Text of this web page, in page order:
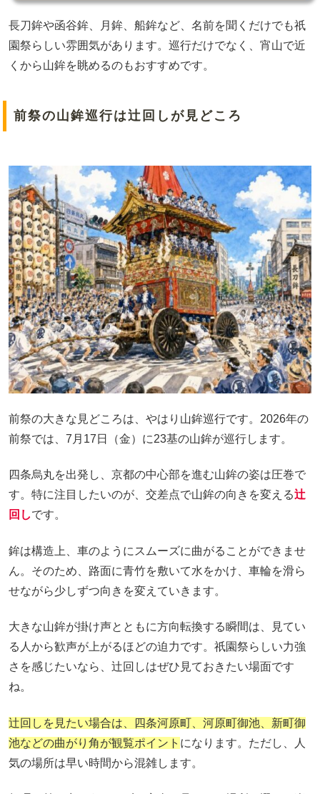
長刀鉾や函谷鉾、月鉾、船鉾など、名前を聞くだけでも祇
園祭らしい雰囲気があります。巡行だけでなく、宵山で近
くから山鉾を眺めるのもおすすめです。
前祭の山鉾巡行は辻回しが見どころ
前祭の大きな見どころは、やはり山鉾巡行です。2026年の
前祭では、7月17日（金）に23基の山鉾が巡行します。
四条烏丸を出発し、京都の中心部を進む山鉾の姿は圧巻で
す。特に注目したいのが、交差点で山鉾の向きを変える辻
回しです。
鉾は構造上、車のようにスムーズに曲がることができませ
ん。そのため、路面に青竹を敷いて水をかけ、車輪を滑ら
せながら少しずつ向きを変えていきます。
大きな山鉾が掛け声とともに方向転換する瞬間は、見てい
る人から歓声が上がるほどの迫力です。祇園祭らしい力強
さを感じたいなら、辻回しはぜひ見ておきたい場面です
ね。
辻回しを見たい場合は、四条河原町、河原町御池、新町御
池などの曲がり角が観覧ポイント になります。ただし、人
気の場所は早い時間から混雑します。